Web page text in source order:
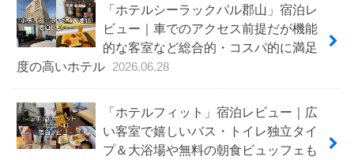
「ホテルシーラックパル郡山」宿泊レ
ビュー｜車でのアクセス前提だが機能
的な客室など総合的・コスパ的に満足
度の高いホテル
2026.06.28
「ホテルフィット」宿泊レビュー｜広
い客室で嬉しいバス・トイレ独立タイ
プ＆大浴場や無料の朝食ビュッフェも